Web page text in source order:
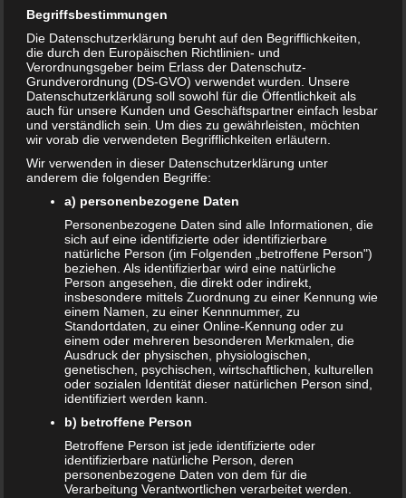
Der erste Zahn
26. JUNI 2018
Der Kind ist unruhig? Es ist ungewöhnlich schlecht
gelaunt und schreit wegen jeder Kleinigkeit? Das könnte
ein Anzeichen sein, dass der erste Zahn kommt. Die…
WEITERLESEN...
Datenschutzerklärung|Datenauszug|Datenschutzeinstellungen
Löschanfrage|Fotonachweise |Impressum
NEUE ARTIKEL
Das sind die vier Phasen der Eltern-Kind-Beziehung
Bildschirmzeit für Kinder: So viel ist wirklich genug!
Begriffsbestimmungen
Die Datenschutzerklärung beruht auf den Begrifflichkeiten,
die durch den Europäischen Richtlinien- und
Verordnungsgeber beim Erlass der Datenschutz-
Grundverordnung (DS-GVO) verwendet wurden. Unsere
Datenschutzerklärung soll sowohl für die Öffentlichkeit als
auch für unsere Kunden und Geschäftspartner einfach lesbar
und verständlich sein. Um dies zu gewährleisten, möchten
wir vorab die verwendeten Begrifflichkeiten erläutern.
Wir verwenden in dieser Datenschutzerklärung unter
anderem die folgenden Begriffe:
a) personenbezogene Daten
Personenbezogene Daten sind alle Informationen, die
sich auf eine identifizierte oder identifizierbare
natürliche Person (im Folgenden „betroffene Person")
beziehen. Als identifizierbar wird eine natürliche
Person angesehen, die direkt oder indirekt,
insbesondere mittels Zuordnung zu einer Kennung wie
einem Namen, zu einer Kennnummer, zu
Standortdaten, zu einer Online-Kennung oder zu
einem oder mehreren besonderen Merkmalen, die
Ausdruck der physischen, physiologischen,
genetischen, psychischen, wirtschaftlichen, kulturellen
oder sozialen Identität dieser natürlichen Person sind,
identifiziert werden kann.
b) betroffene Person
Betroffene Person ist jede identifizierte oder
identifizierbare natürliche Person, deren
personenbezogene Daten von dem für die
Verarbeitung Verantwortlichen verarbeitet werden.